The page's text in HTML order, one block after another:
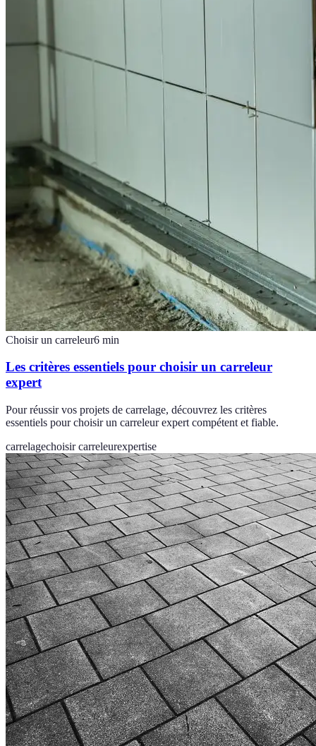
Choisir un carreleur6 min
Les critères essentiels pour choisir un carreleur
expert
Pour réussir vos projets de carrelage, découvrez les critères
essentiels pour choisir un carreleur expert compétent et fiable.
carrelagechoisir carreleurexpertise